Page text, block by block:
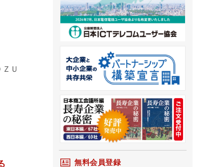
Ｕ
無料会員登録